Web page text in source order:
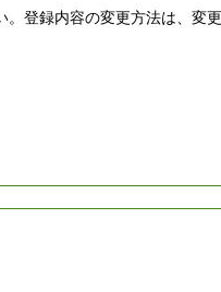
登録内容の変更方法は、変